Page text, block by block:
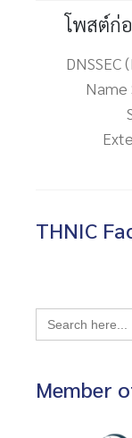
โพสต์ก่
DNSSEC
Name
THNIC
Search
for:
Member